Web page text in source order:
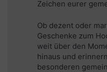
Zeichen eurer
Ob dezent oder
Geschenke zum
weit über den
hinaus und
besonderen